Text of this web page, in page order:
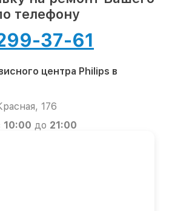
телефону
37-61
центра Philips в
176
10:00 до 21:00